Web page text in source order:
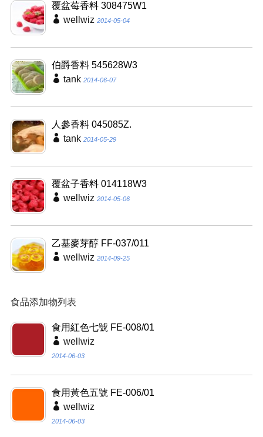
覆盆莓香料 308475W1
wellwiz 2014-05-04
伯爵香料 545628W3
tank 2014-06-07
人參香料 045085Z.
tank 2014-05-29
覆盆子香料 014118W3
wellwiz 2014-05-06
乙基麥芽醇 FF-037/011
wellwiz 2014-09-25
食品添加物列表
食用紅色七號 FE-008/01
wellwiz
2014-06-03
食用黃色五號 FE-006/01
wellwiz
2014-06-03